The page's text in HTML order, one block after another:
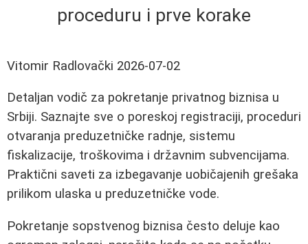
proceduru i prve korake
Vitomir Radlovački 2026-07-02
Detaljan vodič za pokretanje privatnog biznisa u
Srbiji. Saznajte sve o poreskoj registraciji, proceduri
otvaranja preduzetničke radnje, sistemu
fiskalizacije, troškovima i državnim subvencijama.
Praktični saveti za izbegavanje uobičajenih grešaka
prilikom ulaska u preduzetničke vode.
Pokretanje sopstvenog biznisa često deluje kao